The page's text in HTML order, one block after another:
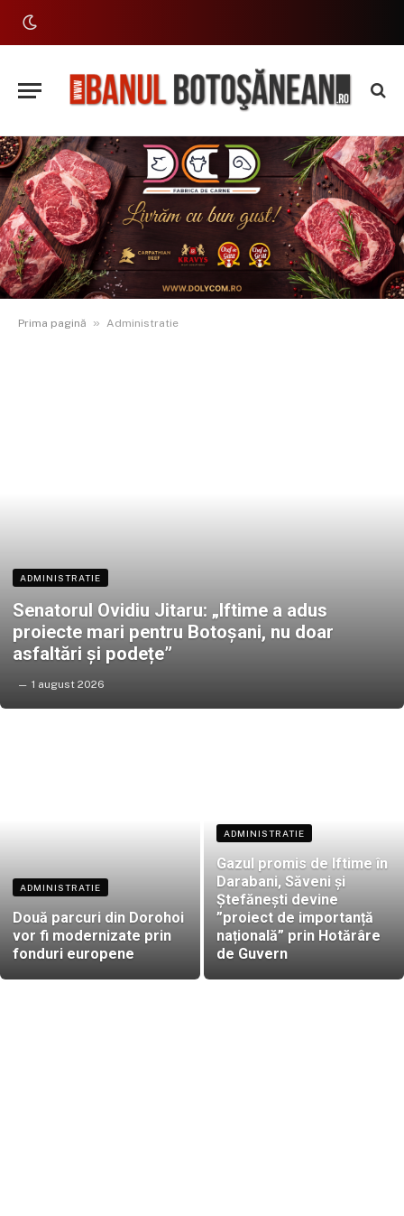
Prima pagină » Administratie
ADMINISTRATIE
Senatorul Ovidiu Jitaru: „Iftime a adus
proiecte mari pentru Botoșani, nu doar
asfaltări și podețe”
1 august 2026
ADMINISTRATIE
Două parcuri din Dorohoi
vor fi modernizate prin
fonduri europene
ADMINISTRATIE
Gazul promis de Iftime în
Darabani, Săveni și
Ștefănești devine
”proiect de importanță
națională” prin Hotărâre
de Guvern